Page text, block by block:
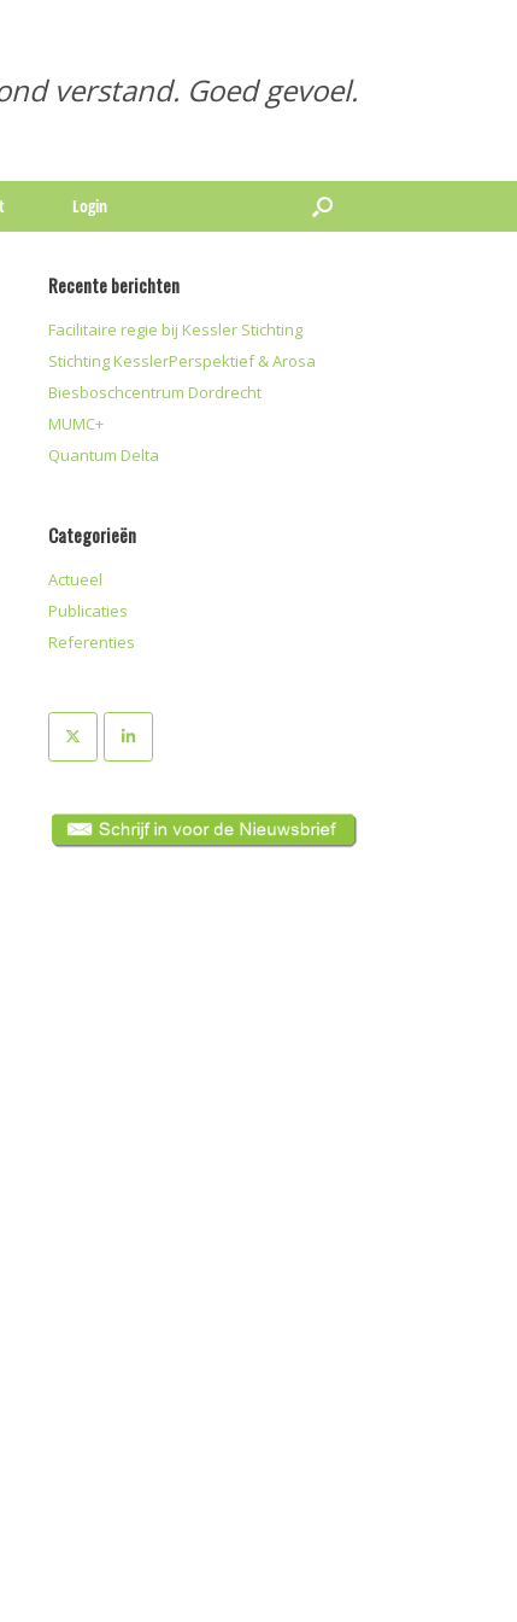
verstand. Goed gevoel.
Login
Recente berichten
Facilitaire regie bij Kessler Stichting
Stichting KesslerPerspektief & Arosa
Biesboschcentrum Dordrecht
MUMC+
Quantum Delta
Categorieën
Actueel
Publicaties
Referenties